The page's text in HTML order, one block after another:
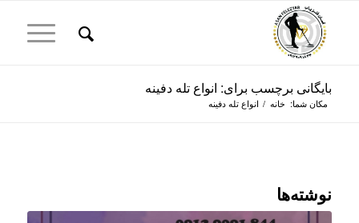
بایگانی برچسب برای: انواع تله دفينه
مکان شما: خانه / انواع تله دفينه
نوشته‌ها